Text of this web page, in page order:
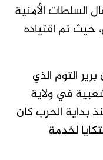
السلطات الأمنية
حيث تم اقتياده
التوم الذي
في ولاية
بداية الحرب كان
لخدمة